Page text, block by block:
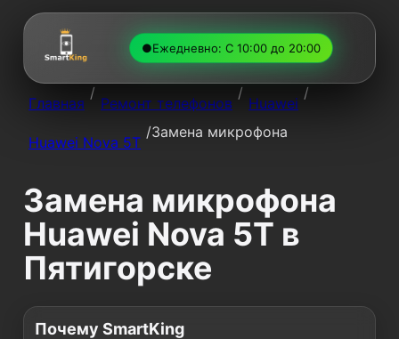
●Ежедневно: С 10:00 до 20:00
Главная
/
Ремонт телефонов
/
Huawei
/
Huawei Nova 5T
/Замена микрофона
Замена микрофона
Huawei Nova 5T в
Пятигорске
Почему SmartKing